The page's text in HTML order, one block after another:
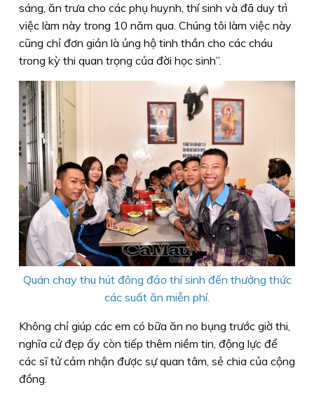
sáng, ăn trưa cho các phụ huynh, thí sinh và đã duy trì
việc làm này trong 10 năm qua. Chúng tôi làm việc này
cũng chỉ đơn giản là ủng hộ tinh thần cho các cháu
trong kỳ thi quan trọng của đời học sinh”.
Quán chay thu hút đông đảo thí sinh đến thưởng thức
các suất ăn miễn phí.
Không chỉ giúp các em có bữa ăn no bụng trước giờ thi,
nghĩa cử đẹp ấy còn tiếp thêm niềm tin, động lực để
các sĩ tử cảm nhận được sự quan tâm, sẻ chia của cộng
đồng.